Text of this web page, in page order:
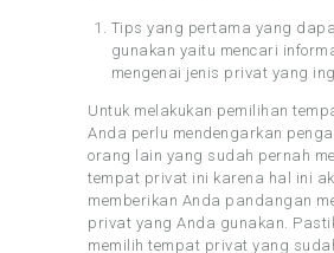
Tips yang pertama yang
gunakan yaitu mencari
mengenai jenis privat yang
Untuk melakukan pemilihan
Anda perlu mendengarkan
orang lain yang sudah pernah
tempat privat ini karena hal ini
memberikan Anda pandangan
privat yang Anda gunakan.
memilih tempat privat yang